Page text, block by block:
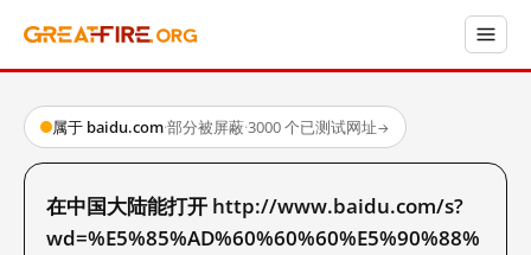
属于 baidu.com·部分被屏蔽·3000 个已测试网址→
在中国大陆能打开 http://www.baidu.com/s?
wd=%E5%85%AD%60%60%60%E5%90%88%